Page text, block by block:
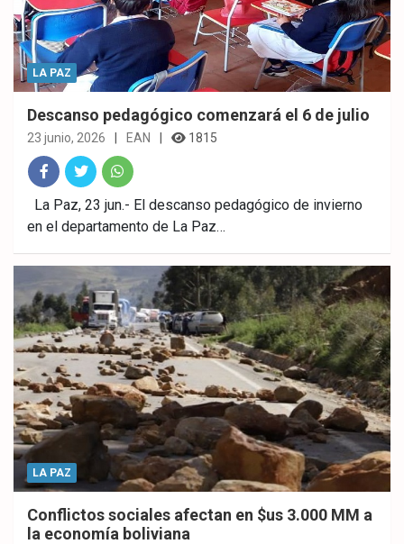
LA PAZ
Descanso pedagógico comenzará el 6 de julio
23 junio, 2026 EAN 1815
Fac
ebo
ok
Twitt
er
What
sAp
p
La Paz, 23 jun.- El descanso pedagógico de invierno
en el departamento de La Paz…
LA PAZ
Conflictos sociales afectan en $us 3.000 MM a
la economía boliviana